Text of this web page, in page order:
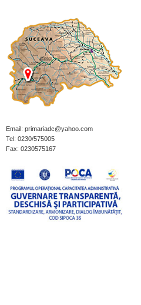
Email: primariadc@yahoo.com
Tel: 0230/575005
Fax: 0230575167